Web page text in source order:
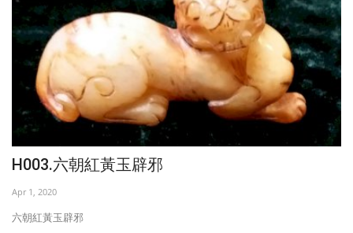
H003.六朝紅黃玉辟邪
Apr 1, 2020
六朝紅黃玉辟邪